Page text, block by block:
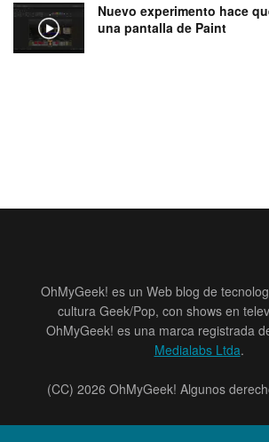
Nuevo experimento hace
una pantalla de Paint
OhMyGeek! es un Web blog de
cultura Geek/Pop, con shows en
OhMyGeek! es una marca registrada
Medialabs Ltda.
(CC) 2026 OhMyGeek! Algunos